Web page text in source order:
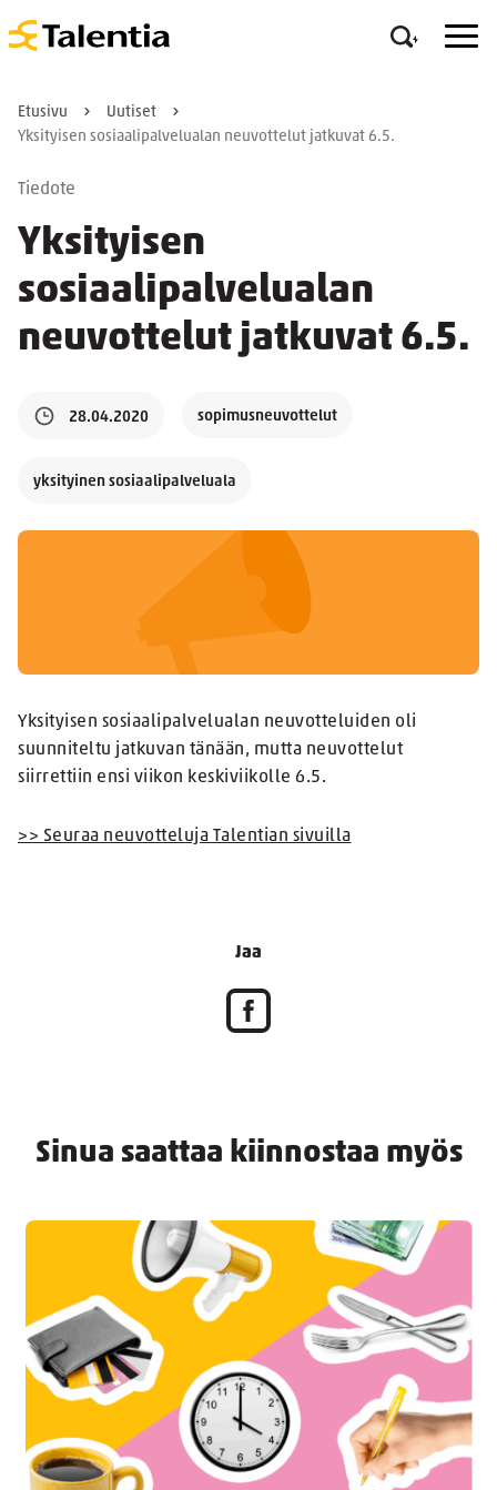
Etusivu
Uutiset
Yksityisen sosiaalipalvelualan neuvottelut jatkuvat 6.5.
Tiedote
Yksityisen
sosiaalipalvelualan
neuvottelut jatkuvat 6.5.
28.04.2020 sopimusneuvottelut
yksityinen sosiaalipalveluala
Yksityisen sosiaalipalvelualan neuvotteluiden oli
suunniteltu jatkuvan tänään, mutta neuvottelut
siirrettiin ensi viikon keskiviikolle 6.5.
>> Seuraa neuvotteluja Talentian sivuilla
Jaa
Sinua saattaa kiinnostaa myös